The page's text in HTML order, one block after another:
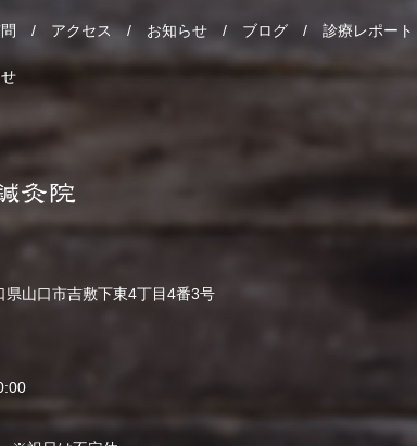
アクセス お知らせ ブログ 診療レポート
県山口市吉敷下東4丁目4番3号